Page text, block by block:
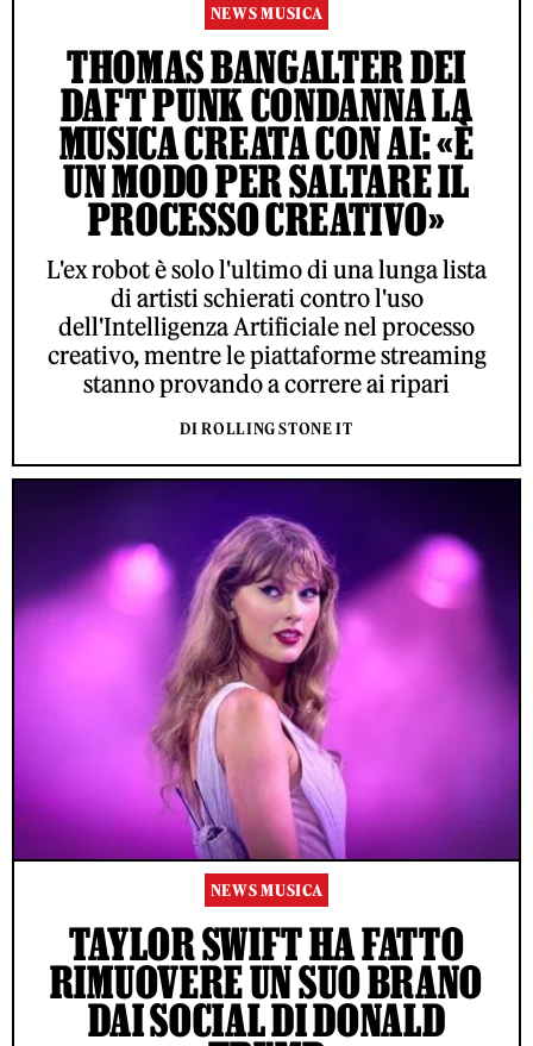
NEWS MUSICA
THOMAS BANGALTER DEI
DAFT PUNK CONDANNA LA
MUSICA CREATA CON AI: «È
UN MODO PER SALTARE IL
PROCESSO CREATIVO»
L'ex robot è solo l'ultimo di una lunga lista
di artisti schierati contro l'uso
dell'Intelligenza Artificiale nel processo
creativo, mentre le piattaforme streaming
stanno provando a correre ai ripari
DI ROLLING STONE IT
NEWS MUSICA
TAYLOR SWIFT HA FATTO
RIMUOVERE UN SUO BRANO
DAI SOCIAL DI DONALD